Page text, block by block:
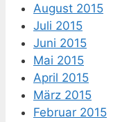
August 2015
Juli 2015
Juni 2015
Mai 2015
April 2015
März 2015
Februar 2015